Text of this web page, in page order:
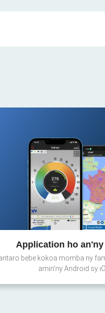
Application ho
bebe kokoa momba ny
amin'ny Android sy